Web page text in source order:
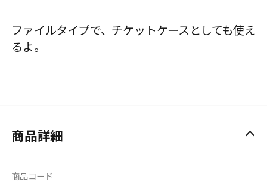
ファイルタイプで、チケットケースとしても使え
るよ。
商品詳細
商品コード